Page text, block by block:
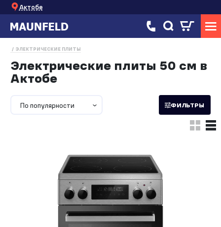
Актобе
ЭЛЕКТРИЧЕСКИЕ ПЛИТЫ
Электрические плиты 50 см в
Актобе
По популярности ФИЛЬТРЫ